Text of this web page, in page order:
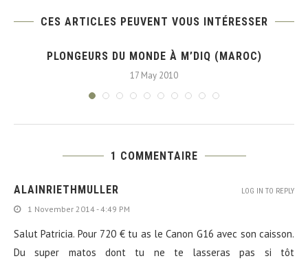
CES ARTICLES PEUVENT VOUS INTÉRESSER
PLONGEURS DU MONDE À M’DIQ (MAROC)
17 May 2010
1 COMMENTAIRE
ALAINRIETHMULLER
1 November 2014 - 4:49 PM
Salut Patricia. Pour 720 € tu as le Canon G16 avec son caisson.
Du super matos dont tu ne te lasseras pas si tôt
LOG IN TO REPLY